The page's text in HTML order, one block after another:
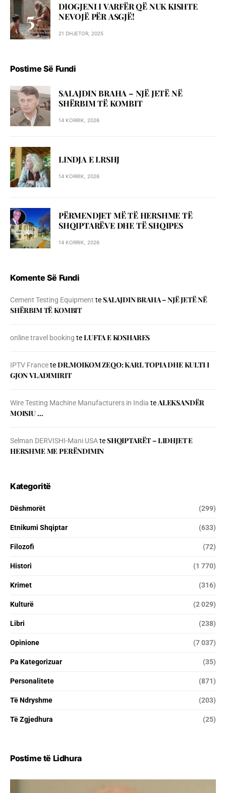
DIOGJENI I VARFËR QË NUK KISHTE
NEVOJË PËR ASGJË!
21 DHJETOR, 2025
Postime Së Fundi
SALAJDIN BRAHA – NJЁ JETЁ NЁ
SHЁRBIM TЁ KOMBIT
14 KORRIK, 2026
LINDJA E LRSHJ
14 KORRIK, 2026
PËRMENDJET MË TË HERSHME TË
SHQIPTARËVE DHE TË SHQIPES
14 KORRIK, 2026
Komente Së Fundi
Cement Testing Equipment teSALAJDIN BRAHA – NJЁ JETЁ NЁ
SHЁRBIM TЁ KOMBIT
online travel booking teLUFTA E KOSHARES
IPTV FranceteDR.MOIKOM ZEQO: KARL TOPIA DHE KULTI I
GJON VLADIMIRIT
Wire Testing Machine Manufacturers in India teALEKSANDËR
MOISIU …
Selman DERVISHI-Mani USAteSHQIPTARËT – LIDHJET E
HERSHME ME PERËNDIMIN
Kategoritë
Dëshmorët (299)
Etnikumi Shqiptar (633)
Filozofi (72)
Histori (1 770)
Krimet (316)
Kulturë (2 029)
Libri (238)
Opinione (7 037)
Pa Kategorizuar (35)
Personalitete (871)
Të Ndryshme (203)
Të Zgjedhura (25)
Postime të Lidhura